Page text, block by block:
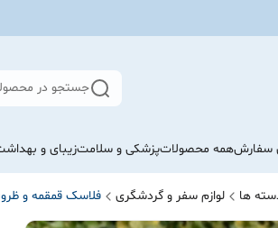
جستجو در
سفارشهمه محصولاتپزشکی و سلامتزیبای و
ها لوازم سفر و گردشگری فلاسک قمقمه و